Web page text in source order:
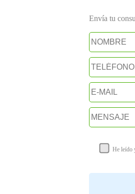
Envía tu
He leído